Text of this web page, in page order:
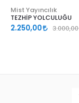
Mist Yayıncılık
TEZHİP YOLCULUĞU
2.250,00 3.000,00